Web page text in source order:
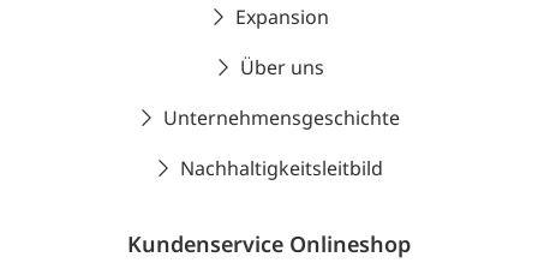
Expansion
Über uns
Unternehmensgeschichte
Nachhaltigkeitsleitbild
Kundenservice Onlineshop